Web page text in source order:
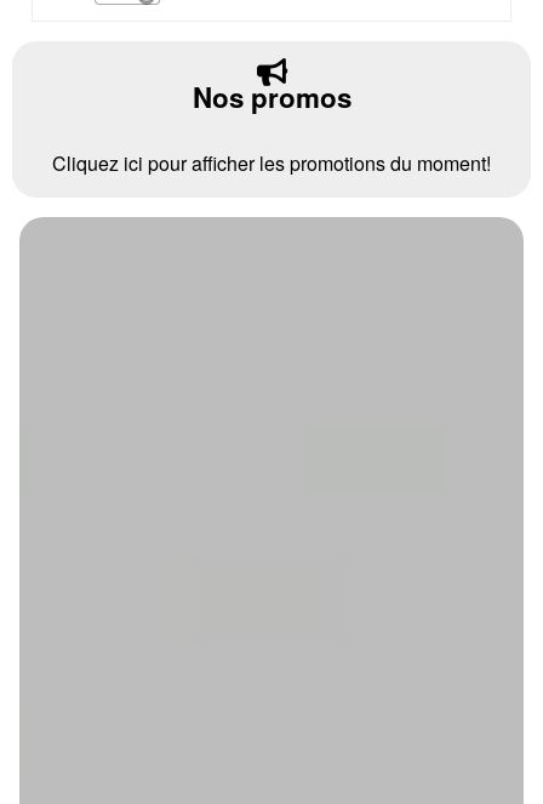
Nos promos
Cliquez ici pour afficher les promotions du moment!